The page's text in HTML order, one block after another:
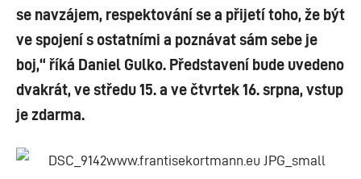
se navzájem, respektování se a přijetí toho, že být
ve spojení s ostatními a poznávat sám sebe je
boj,“ říká Daniel Gulko. Představení bude uvedeno
dvakrát, ve středu 15. a ve čtvrtek 16. srpna, vstup
je zdarma.